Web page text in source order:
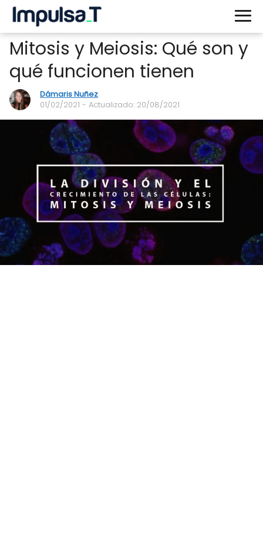
Mitosis y Meiosis: Qué son y
qué funcionen tienen
Dámaris Nuñez
01/02/2021 - Actualizado: 20/08/2021